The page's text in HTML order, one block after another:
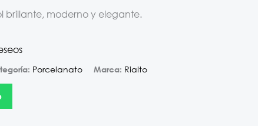
brillante, moderno y elegante.
Porcelanato Marca: Rialto